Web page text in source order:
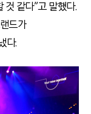
것 같다”고 말했다.
드가
다.